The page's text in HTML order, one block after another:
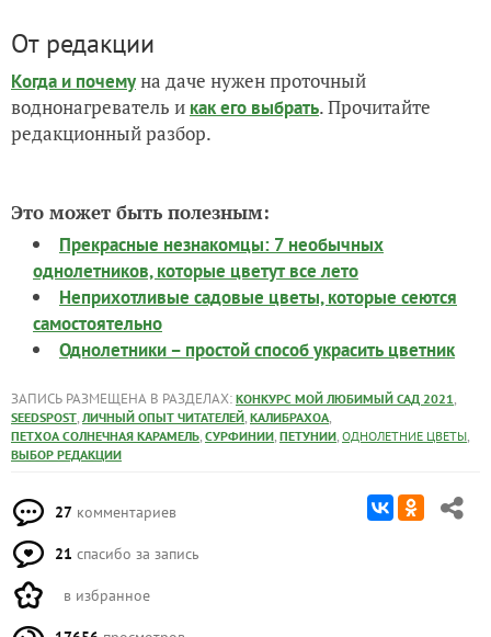
От редакции
Когда и почемуна даче нужен проточный
воднонагреватель и как его выбрать. Прочитайте
редакционный разбор.
Это может быть полезным:
Прекрасные незнакомцы: 7 необычных
однолетников, которые цветут все лето
Неприхотливые садовые цветы, которые сеются
самостоятельно
Однолетники – простой способ украсить цветник
ЗАПИСЬ РАЗМЕЩЕНА В РАЗДЕЛАХ: КОНКУРС МОЙ ЛЮБИМЫЙ САД 2021,
SEEDSPOST, ЛИЧНЫЙ ОПЫТ ЧИТАТЕЛЕЙ, КАЛИБРАХОА,
ПЕТХОА СОЛНЕЧНАЯ КАРАМЕЛЬ, СУРФИНИИ, ПЕТУНИИ, ОДНОЛЕТНИЕ ЦВЕТЫ,
ВЫБОР РЕДАКЦИИ
27 комментариев
21 спасибо за запись
в избранное